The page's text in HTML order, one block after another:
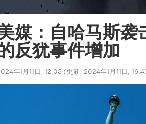
媒：自哈马斯袭
反犹事件增加
年1月11日, 12:03 (更新: 2024年1月11日,